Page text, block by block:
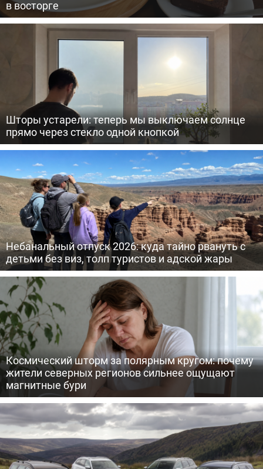
в восторге
Шторы устарели: теперь мы выключаем солнце
прямо через стекло одной кнопкой
Небанальный отпуск 2026: куда тайно рвануть с
детьми без виз, толп туристов и адской жары
Космический шторм за полярным кругом: почему
жители северных регионов сильнее ощущают
магнитные бури